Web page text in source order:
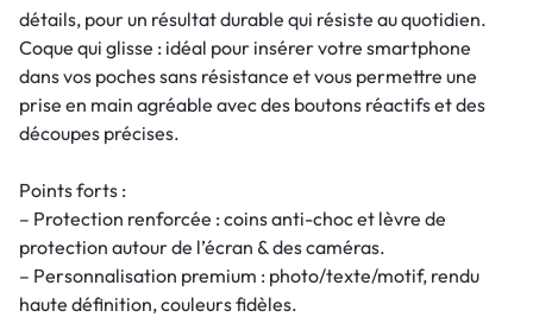
détails, pour un résultat durable qui résiste au quotidien.
Coque qui glisse : idéal pour insérer votre smartphone
dans vos poches sans résistance et vous permettre une
prise en main agréable avec des boutons réactifs et des
découpes précises.
Points forts :
– Protection renforcée : coins anti-choc et lèvre de
protection autour de l’écran & des caméras.
– Personnalisation premium : photo/texte/motif, rendu
haute définition, couleurs fidèles.